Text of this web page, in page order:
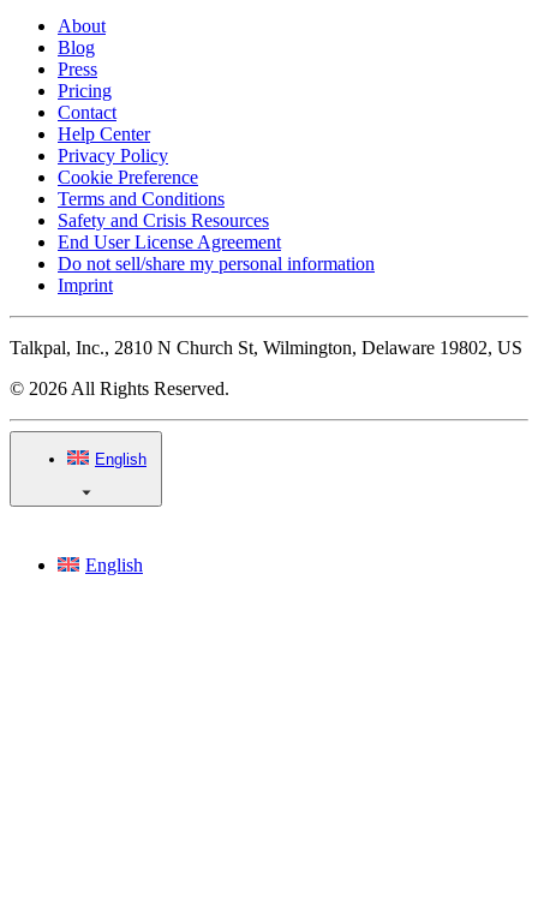
About
Blog
Press
Pricing
Contact
Help Center
Privacy Policy
Cookie Preference
Terms and Conditions
Safety and Crisis Resources
End User License Agreement
Do not sell/share my personal information
Imprint
Talkpal, Inc., 2810 N Church St, Wilmington, Delaware 19802, US
© 2026 All Rights Reserved.
English
English